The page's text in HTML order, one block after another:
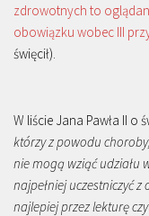
zdrowotnych to
obowiązku wobec III
święcił).
W liście Jana Pawła II o
którzy z powodu
nie mogą wziąć udziału
najpełniej uczestniczyć
najlepiej przez lekturę